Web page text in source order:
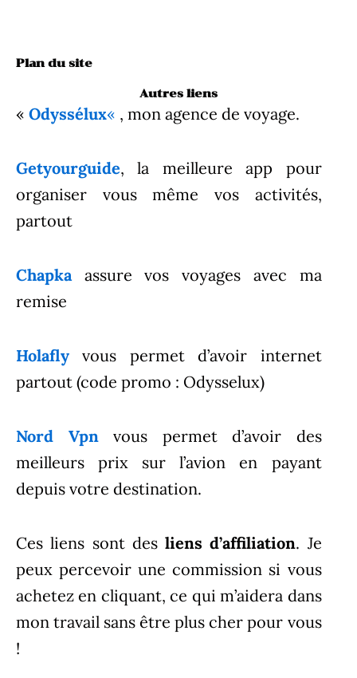
Plan du site
Autres liens
« Odyssélux« , mon agence de voyage.
Getyourguide, la meilleure app pour
organiser vous même vos activités,
partout
Chapka assure vos voyages avec ma
remise
Holafly vous permet d’avoir internet
partout (code promo : Odysselux)
Nord Vpnvous permet d’avoir des
meilleurs prix sur l’avion en payant
depuis votre destination.
Ces liens sont desliens d’affiliation. Je
peux percevoir une commission si vous
achetez en cliquant, ce qui m’aidera dans
mon travail sans être plus cher pour vous
!